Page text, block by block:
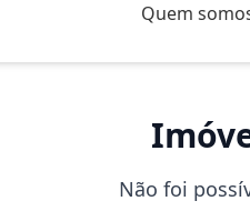
Quem
Não foi